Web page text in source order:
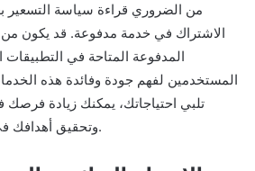
من الضروري قراءة سياسة التسعير
الاشتراك في خدمة مدفوعة. قد يكون من
المدفوعة المتاحة في التطبيقات
المستخدمين لفهم جودة وفائدة هذه
تلبي احتياجاتك، يمكنك زيادة فرصك
وتحقيق أهدافك في البحث عن شريك حياة.